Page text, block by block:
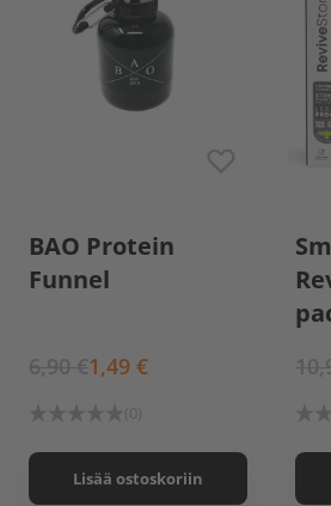
BAO Protein
Funnel
6,90 €1,49 €
Lisää ostoskoriin